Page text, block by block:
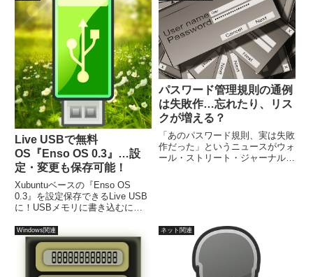
Live USBで無料
OS『Enso OS 0.3』…設
定・変更も保存可能！
Xubuntuベースの『Enso OS
0.3』を設定保存できるLive USB
に！USBメモリに書き込むに
は、容量4GBのUSBメモリでお
こない、変更・設定をするスペー
スを1.8GBにしています。
パスワード管理規則の通例
は失敗作…忘れたり、リス
クが増える？
「あのパスワード規則、実は失敗
作だった」というニュースがウォ
ール・ストリート・ジャーナル日
い...
Windows関連 ネット関連